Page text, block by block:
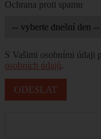
Ochrana proti spamu
S Vašimi osobními údaji
osobních údajů.